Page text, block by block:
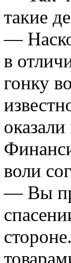
такие
—
в
гонку
воли
— Вы